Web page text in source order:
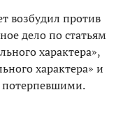
возбудил против
дело по статьям
характера»,
характера» и
потерпевшими.